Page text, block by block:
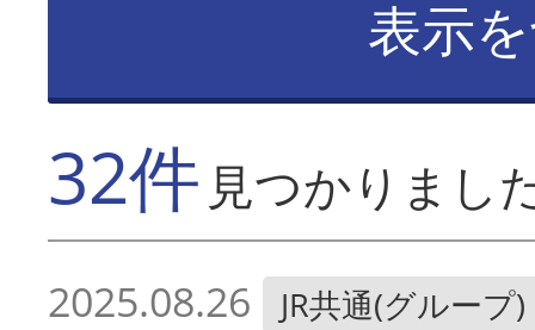
表示
32件 見つかりまし
2025.08.26 JR共通(グループ)